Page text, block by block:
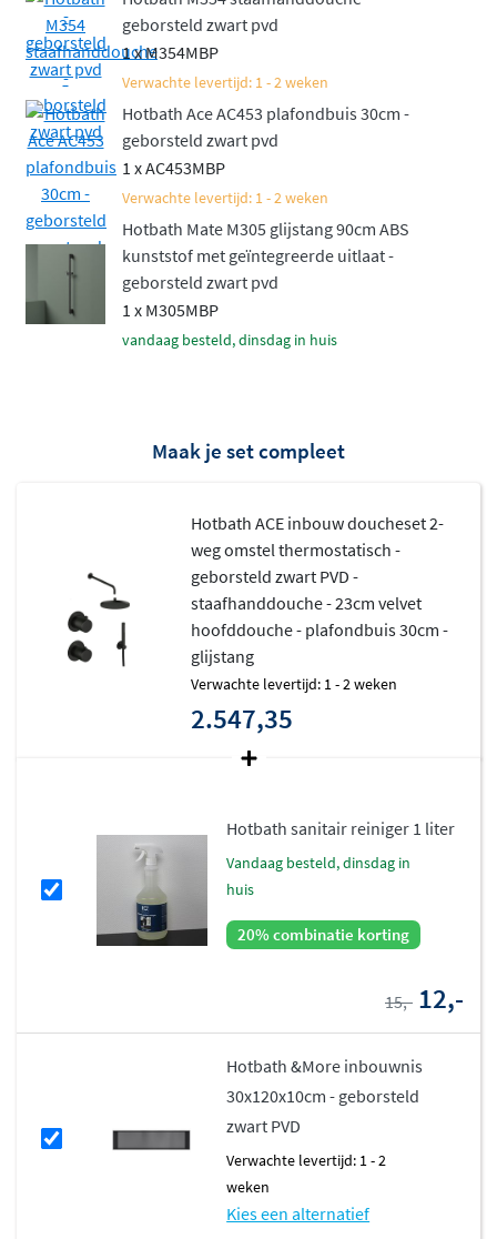
geborsteld zwart pvd
1 x M354MBP
Verwachte levertijd: 1 - 2 weken
Hotbath Ace AC453 plafondbuis 30cm -
geborsteld zwart pvd
1 x AC453MBP
Verwachte levertijd: 1 - 2 weken
Hotbath Mate M305 glijstang 90cm ABS
kunststof met geïntegreerde uitlaat -
geborsteld zwart pvd
1 x M305MBP
vandaag besteld, dinsdag in huis
Maak je set compleet
Hotbath ACE inbouw doucheset 2-
weg omstel thermostatisch -
geborsteld zwart PVD -
staafhanddouche - 23cm velvet
hoofddouche - plafondbuis 30cm -
glijstang
Verwachte levertijd: 1 - 2 weken
2.547,35
Hotbath sanitair reiniger 1 liter
vandaag besteld, dinsdag in
huis
20% combinatie korting
15,- 12,-
Hotbath &More inbouwnis
30x120x10cm - geborsteld
zwart PVD
Verwachte levertijd: 1 - 2
weken
Kies een alternatief